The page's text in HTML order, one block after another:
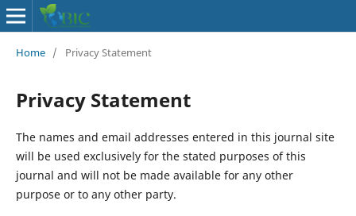
Home / Privacy Statement
Privacy Statement
The names and email addresses entered in this journal site
will be used exclusively for the stated purposes of this
journal and will not be made available for any other
purpose or to any other party.